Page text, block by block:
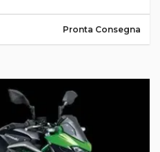
Pronta Consegna